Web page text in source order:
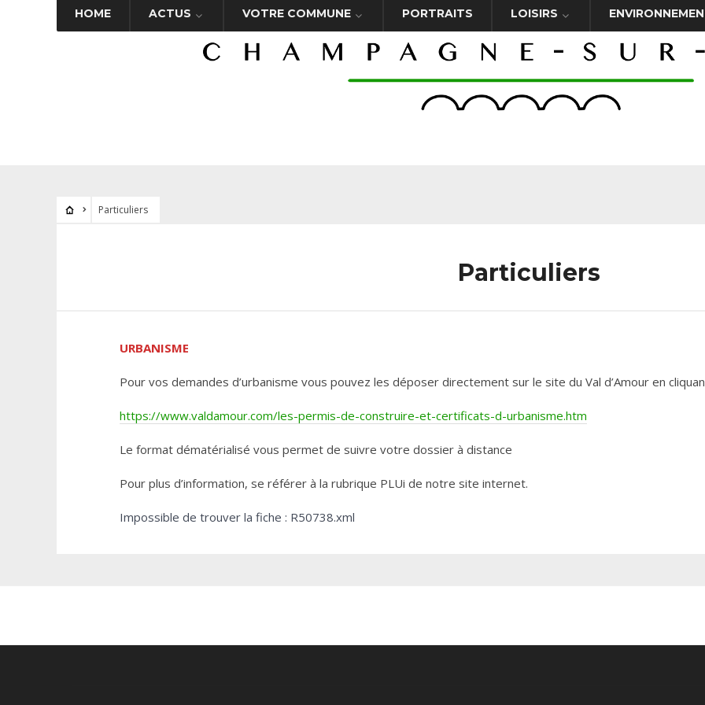
HOME ACTUS VOTRE COMMUNE PORTRAITS LOISIRS
Particuliers
Particuliers
URBANISME
Pour vos demandes d’urbanisme vous pouvez les déposer directement sur le site du Val d’Amour en
https://www.valdamour.com/les-permis-de-construire-et-certificats-d-urbanisme.htm
Le format dématérialisé vous permet de suivre votre dossier à distance
Pour plus d’information, se référer à la rubrique PLUi de notre site internet.
Impossible de trouver la fiche : R50738.xml